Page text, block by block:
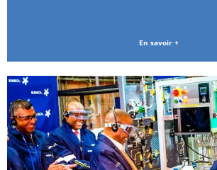
En savoir +